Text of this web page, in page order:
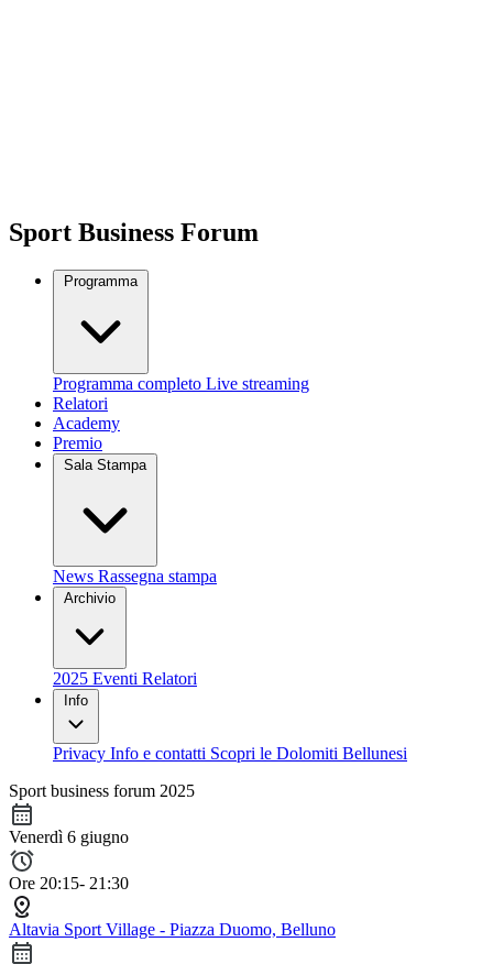
Sport Business Forum
Programma
Programma completo Live streaming
Relatori
Academy
Premio
Sala Stampa
News Rassegna stampa
Archivio
2025 Eventi Relatori
Info
Privacy Info e contatti Scopri le Dolomiti Bellunesi
Sport business forum 2025
Venerdì 6 giugno
Ore 20:15- 21:30
Altavia Sport Village - Piazza Duomo, Belluno